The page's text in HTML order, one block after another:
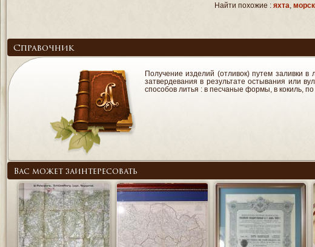
Найти похожие : яхта
Справочник
Получение изделий (отливок) путем заливки
затвердевания в результате остывания или
способов литья : в песчаные формы, в кокиль,
Вас может заинтересовать